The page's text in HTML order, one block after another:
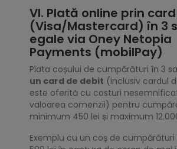
VI. Plată online prin
(Visa/Mastercard) în 3
egale via Oney Netopia
Payments (mobilPay)
Plata coșului de cumpărături în 3
un card de debit (inclusiv cardul
este oferită cu costuri
valoarea comenzii) pentru
minimum 450 lei și maximum
Exemplu cu un coș de